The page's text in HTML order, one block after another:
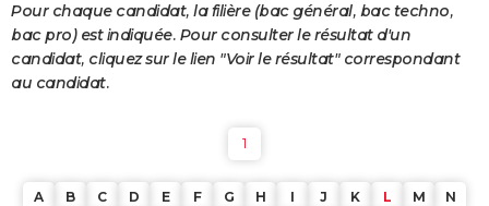
S'inscrire
Se connecter
Lycées
Collèges
Primaires
Universités
Entreprises
Service militaire
Avis de recherche
AVIS DE DÉCÈS
FORUM
Pour chaque candidat, la filière (bac général, bac techno,
bac pro) est indiquée. Pour consulter le résultat d'un
candidat, cliquez sur le lien "Voir le résultat" correspondant
au candidat.
1
A B C D E F G H I J K L M
N